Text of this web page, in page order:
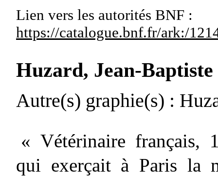
Lien vers les autorités BNF :
https://catalogue.bnf.fr/ark:/
Huzard, Jean-Baptiste
Autre(s) graphie(s) :
« Vétérinaire français,
qui exerçait à Paris la